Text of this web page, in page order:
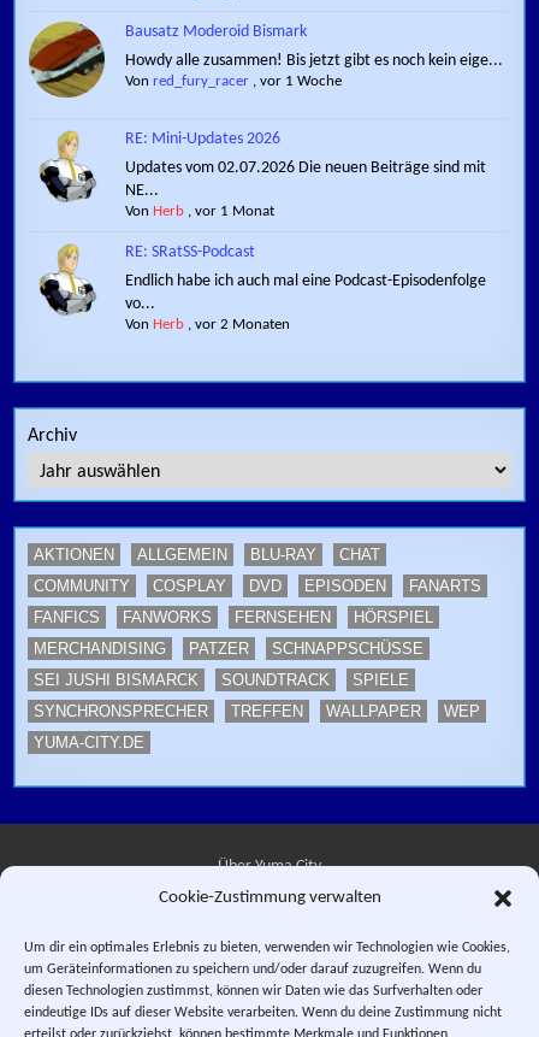
Cookie-Zustimmung verwalten
Um dir ein optimales Erlebnis zu bieten, verwenden wir Technologien wie Cookies,
um Geräteinformationen zu speichern und/oder darauf zuzugreifen. Wenn du
diesen Technologien zustimmst, können wir Daten wie das Surfverhalten oder
eindeutige IDs auf dieser Website verarbeiten. Wenn du deine Zustimmung nicht
Bausatz Moderoid Bismark
Howdy alle zusammen! Bis jetzt gibt es noch kein eige...
Vonred_fury_racer ,vor 1 Woche
RE: Mini-Updates 2026
Updates vom 02.07.2026 Die neuen Beiträge sind mit
NE...
Von Herb ,vor 1 Monat
RE: SRatSS-Podcast
Endlich habe ich auch mal eine Podcast-Episodenfolge
vo...
Von Herb ,vor 2 Monaten
Archiv
AKTIONEN ALLGEMEIN BLU-RAY
CHAT
COMMUNITY
COSPLAY DVD EPISODEN
FANARTS
FANFICS
FANWORKS FERNSEHEN
HÖRSPIEL
MERCHANDISING
PATZER
SCHNAPPSCHÜSSE
SEI JUSHI BISMARCK
SOUNDTRACK
SPIELE
SYNCHRONSPRECHER
TREFFEN WALLPAPER
WEP
YUMA-CITY.DE
Über Yuma City
Datenschutzerklärung